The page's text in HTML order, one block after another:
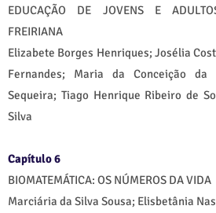
EDUCAÇÃO DE JOVENS E
FREIRIANA
Elizabete Borges Henriques; Josélia
Fernandes; Maria da Conceição
Sequeira; Tiago Henrique Ribeiro de
Silva
Capítulo 6
BIOMATEMÁTICA: OS NÚMEROS DA VIDA
Marciária da Silva Sousa; Elisbetânia